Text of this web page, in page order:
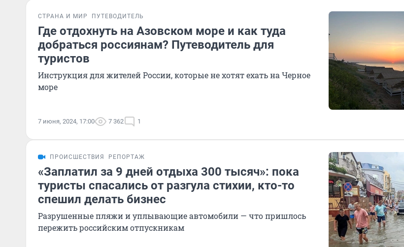
СТРАНА И МИР ПУТЕВОДИТЕЛЬ
Где отдохнуть на Азовском море и как туда
добраться россиянам? Путеводитель для
туристов
Инструкция для жителей России, которые не хотят ехать на Черное
море
7 июня, 2024, 17:00 7 362 1
ПРОИСШЕСТВИЯ РЕПОРТАЖ
«Заплатил за 9 дней отдыха 300 тысяч»: пока
туристы спасались от разгула стихии, кто-то
спешил делать бизнес
Разрушенные пляжи и уплывающие автомобили — что пришлось
пережить российским отпускникам